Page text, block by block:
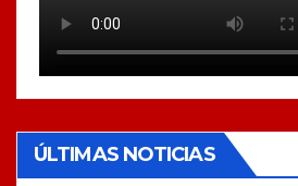
ÚLTIMAS NOTICIAS